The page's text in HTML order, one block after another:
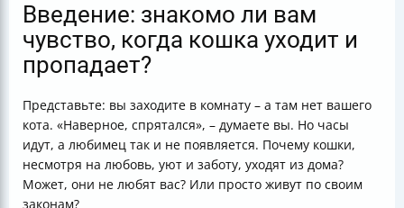
Введение: знакомо ли вам
чувство, когда кошка уходит и
пропадает?
Представьте: вы заходите в комнату – а там нет вашего
кота. «Наверное, спрятался», – думаете вы. Но часы
идут, а любимец так и не появляется. Почему кошки,
несмотря на любовь, уют и заботу, уходят из дома?
Может, они не любят вас? Или просто живут по своим
законам?